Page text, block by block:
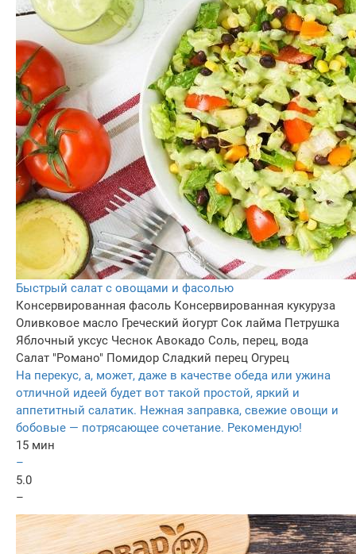
Быстрый салат с овощами и фасолью
Консервированная фасоль Консервированная кукуруза
Оливковое масло Греческий йогурт Сок лайма Петрушка
Яблочный уксус Чеснок Авокадо Соль, перец, вода
Салат "Романо" Помидор Сладкий перец Огурец
На перекус, а, может, даже в качестве обеда или ужина
отличной идеей будет вот такой простой, яркий и
аппетитный салатик. Нежная заправка, свежие овощи и
бобовые — потрясающее сочетание. Рекомендую!
15 мин
–
5.0
–